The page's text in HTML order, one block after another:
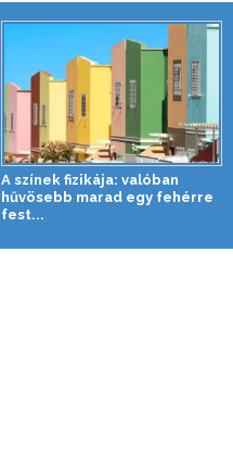
A színek fizikája: valóban
hűvösebb marad egy fehérre
fest...